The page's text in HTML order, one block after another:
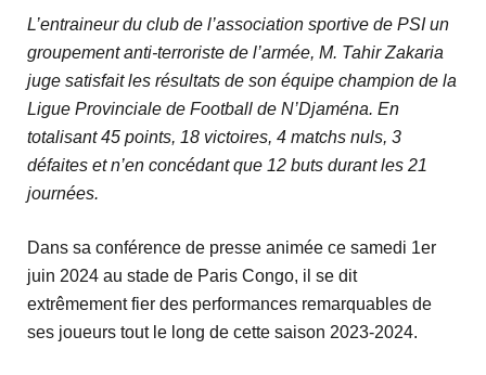
L’entraineur du club de l’association sportive de PSI un
groupement anti-terroriste de l’armée, M. Tahir Zakaria
juge satisfait les résultats de son équipe champion de la
Ligue Provinciale de Football de N’Djaména. En
totalisant 45 points, 18 victoires, 4 matchs nuls, 3
défaites et n’en concédant que 12 buts durant les 21
journées.
Dans sa conférence de presse animée ce samedi 1er
juin 2024 au stade de Paris Congo, il se dit
extrêmement fier des performances remarquables de
ses joueurs tout le long de cette saison 2023-2024.